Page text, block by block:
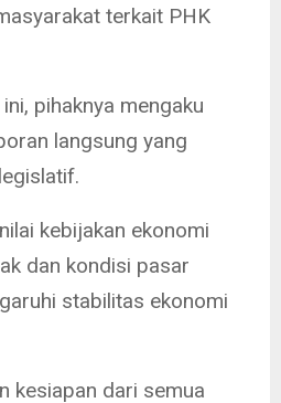
terkait PHK
pihaknya mengaku
langsung yang
kebijakan ekonomi
dan kondisi pasar
stabilitas ekonomi
kesiapan dari semua